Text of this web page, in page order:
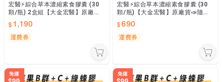
宏醫⚡綜合草本濃縮素食膠囊 (30
顆/瓶) 2盒組【大金宏醫】原廠貨
📣隨貨附發票
1,190
運費券
宏醫⚡綜合草本濃縮素食膠囊 (30
顆/瓶)【大金宏醫】原廠貨📣隨貨
附發票
690
運費券